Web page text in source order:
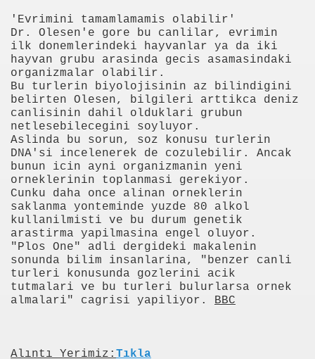
'Evrimini tamamlamamis olabilir'
Dr. Olesen'e gore bu canlilar, evrimin
ilk donemlerindeki hayvanlar ya da iki
hayvan grubu arasinda gecis asamasindaki
organizmalar olabilir.
Bu turlerin biyolojisinin az bilindigini
belirten Olesen, bilgileri arttikca deniz
canlisinin dahil olduklari grubun
netlesebilecegini soyluyor.
Aslinda bu sorun, soz konusu turlerin
DNA'si incelenerek de cozulebilir. Ancak
bunun icin ayni organizmanin yeni
orneklerinin toplanmasi gerekiyor.
Cunku daha once alinan orneklerin
saklanma yonteminde yuzde 80 alkol
kullanilmisti ve bu durum genetik
arastirma yapilmasina engel oluyor.
"Plos One" adli dergideki makalenin
sonunda bilim insanlarina, "benzer canli
turleri konusunda gozlerini acik
tutmalari ve bu turleri bulurlarsa ornek
almalari" cagrisi yapiliyor. BBC
Alıntı Yerimiz: Tıkla
Öldü
Ortadan Kalkmış
birden “olmak” mümkün